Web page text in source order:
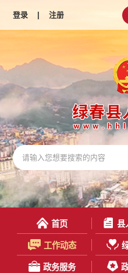
登录 | 注册
首页 县
工作动态
政务服务